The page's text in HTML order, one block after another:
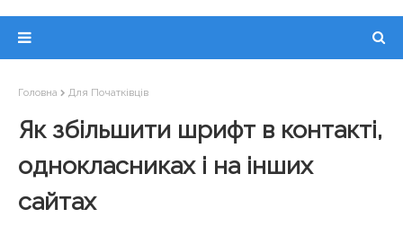
Головна Для Початківців
Як збільшити шрифт в контакті,
однокласниках і на інших
сайтах